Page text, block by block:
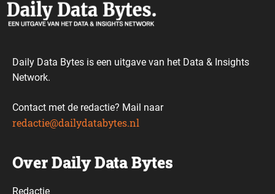
Daily Data Bytes is een uitgave van het Data & Insights
Network.
Contact met de redactie? Mail naar
redactie@dailydatabytes.nl
Over Daily Data Bytes
Redactie